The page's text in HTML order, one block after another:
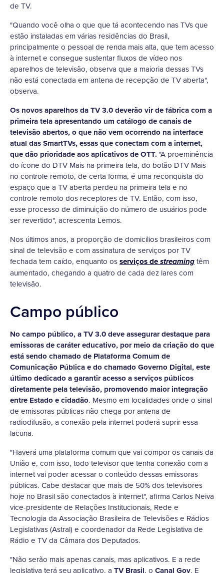
de TV.
"Quando você olha o que que tá acontecendo nas TVs que
estão instaladas em várias residências do Brasil,
principalmente o pessoal de renda mais alta, que tem acesso
à internet e consegue sustentar fluxos de vídeo nos
aparelhos de televisão, observa que a maioria dessas TVs
não está conectada em antena de recepção de TV aberta",
observa.
Os novos aparelhos da TV 3.0 deverão vir de fábrica com a
primeira tela apresentando um catálogo de canais de
televisão abertos, o que não vem ocorrendo na interface
atual das SmartTVs, essas que conectam com a internet,
que dão prioridade aos aplicativos de OTT. "A proeminência
do ícone do DTV Mais na primeira tela, do botão DTV Mais
no controle remoto, de certa forma, é uma reconquista do
espaço que a TV aberta perdeu na primeira tela e no
controle remoto dos receptores de TV. Então, com isso,
esse processo de diminuição do número de usuários pode
ser revertido", acrescenta Lemos.
Nos últimos anos, a proporção de domicílios brasileiros com
sinal de televisão e com assinatura de serviços por TV
fechada tem caído, enquanto osserviços de streaming têm
aumentado, chegando a quatro de cada dez lares com
televisão.
Campo público
No campo público, a TV 3.0 deve assegurar destaque para
emissoras de caráter educativo, por meio da criação do que
está sendo chamado de Plataforma Comum de
Comunicação Pública e do chamado Governo Digital, este
último dedicado a garantir acesso a serviços públicos
diretamente pela televisão, promovendo maior integração
entre Estado e cidadão. Mesmo em localidades onde o sinal
de emissoras públicas não chega por antena de
radiodifusão, a conexão pela internet poderá suprir essa
lacuna.
"Haverá uma plataforma comum que vai compor os canais da
União e, com isso, todo televisor que tenha conexão com a
internet vai poder acessar o conteúdo dessas emissoras
públicas. Cabe destacar que mais de 50% dos televisores
hoje no Brasil são conectados à internet", afirma Carlos Neiva
vice-presidente de Relações Institucionais, Rede e
Tecnologia da Associação Brasileira de Televisões e Rádios
Legislativas (Astral) e coordenador da Rede Legislativa de
Rádio e TV da Câmara dos Deputados.
"Não serão mais apenas canais, mas aplicativos. E a rede
legislativa terá seu aplicativo, a TV Brasil, o Canal Gov. E